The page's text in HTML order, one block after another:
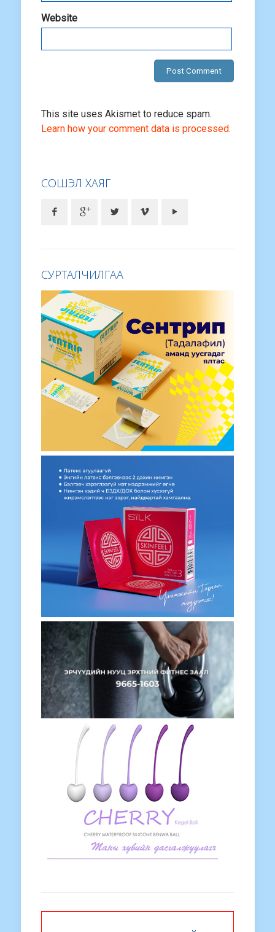
Website
This site uses Akismet to reduce spam.
Learn how your comment data is processed.
СОШЭЛ ХАЯГ
СУРТАЛЧИЛГАА